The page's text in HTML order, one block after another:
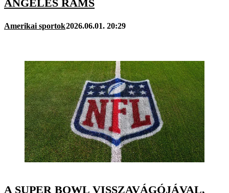
ANGELES RAMS
Amerikai sportok2026.06.01. 20:29
A SUPER BOWL VISSZAVÁGÓJÁVAL,